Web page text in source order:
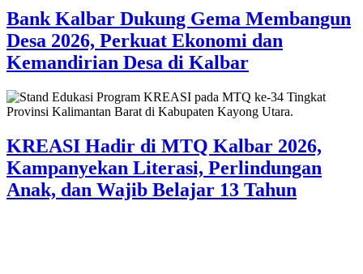
Bank Kalbar Dukung Gema Membangun
Desa 2026, Perkuat Ekonomi dan
Kemandirian Desa di Kalbar
KREASI Hadir di MTQ Kalbar 2026,
Kampanyekan Literasi, Perlindungan
Anak, dan Wajib Belajar 13 Tahun